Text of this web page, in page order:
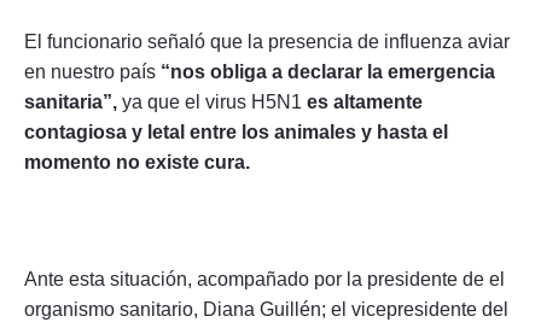
El funcionario señaló que la presencia de influenza aviar
en nuestro país “nos obliga a declarar la emergencia
sanitaria”, ya que el virus H5N1 es altamente
contagiosa y letal entre los animales y hasta el
momento no existe cura.
Ante esta situación, acompañado por la presidente de el
organismo sanitario, Diana Guillén; el vicepresidente del